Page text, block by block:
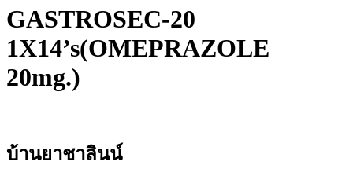
GASTROSEC-20
1X14’s(OMEPRAZOLE
20mg.)
บ้านยาชาลินน์